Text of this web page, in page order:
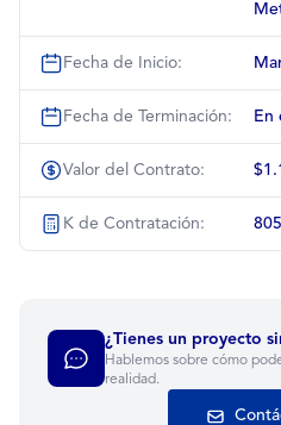
Fecha de Inicio:
Fecha de Terminación: En
Valor del Contrato:
K de Contratación:
¿Tienes un proyecto
Hablemos sobre cómo
realidad.